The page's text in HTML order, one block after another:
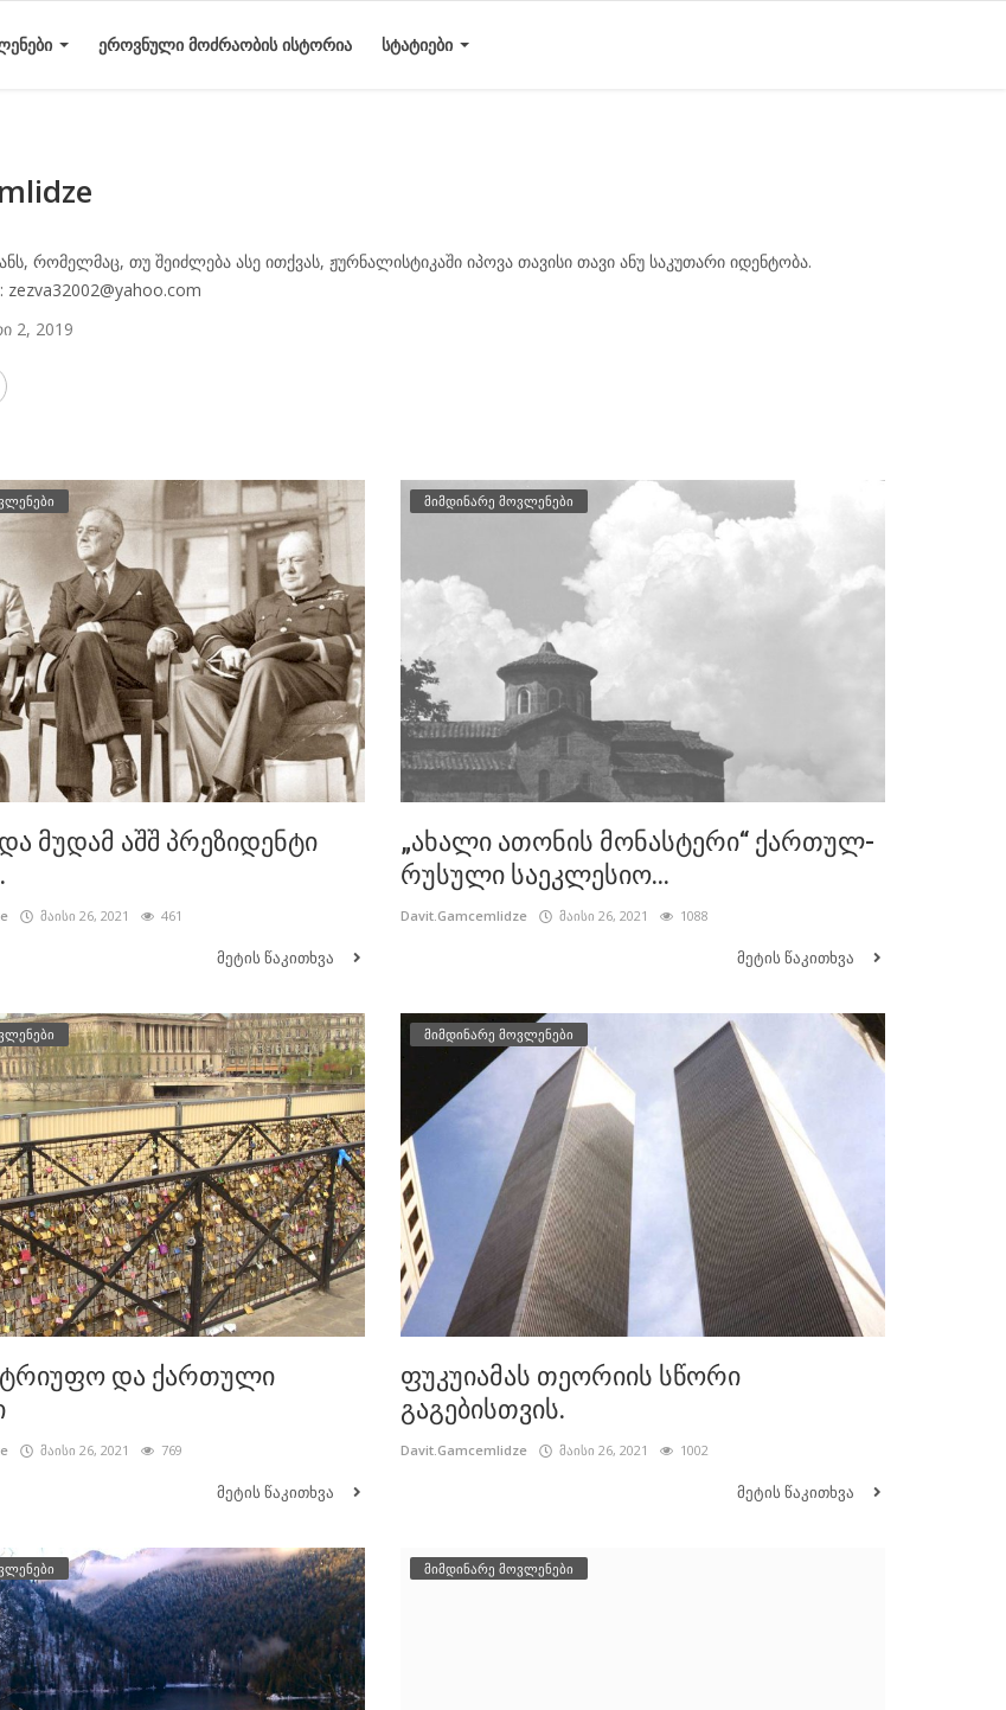
ᲔᲠᲝᲕᲜᲣᲚᲘ ᲛᲝᲫᲠᲐᲝᲑᲘᲡ ᲘᲡᲢᲝᲠᲘᲐ ᲡᲢᲐᲢᲘᲔᲑᲘ
რომელმაც, თუ შეიძლება ასე ითქვას, ჟურნალისტიკაში იპოვა თავისი თავი ანუ საკუთარი იდენტობა.
2, 2019
მუდამ აშშ პრეზიდენტი
მაისი 26, 2021 461
მეტის წაკითხვა
მიმდინარე მოვლენები
„ახალი ათონის მონასტერი“ ქართულ-
რუსული საეკლესიო...
Davit.Gamcemlidze მაისი 26, 2021 1088
მეტის წაკითხვა
და ქართული
მაისი 26, 2021 769
მეტის წაკითხვა
მიმდინარე მოვლენები
ფუკუიამას თეორიის სწორი
გაგებისთვის.
Davit.Gamcemlidze მაისი 26, 2021 1002
მეტის წაკითხვა
მიმდინარე მოვლენები